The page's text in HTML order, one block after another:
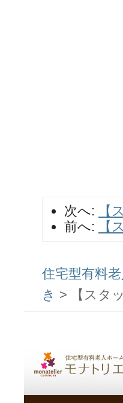
次へ:
【
前へ:
【
住宅型有料
き > 【スタ